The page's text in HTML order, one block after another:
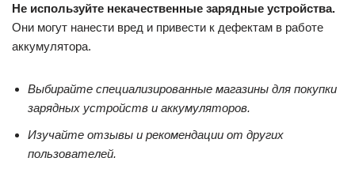
Не используйте некачественные зарядные устройства.
Они могут нанести вред и привести к дефектам в работе
аккумулятора.
Выбирайте специализированные магазины для покупки
зарядных устройств и аккумуляторов.
Изучайте отзывы и рекомендации от других
пользователей.